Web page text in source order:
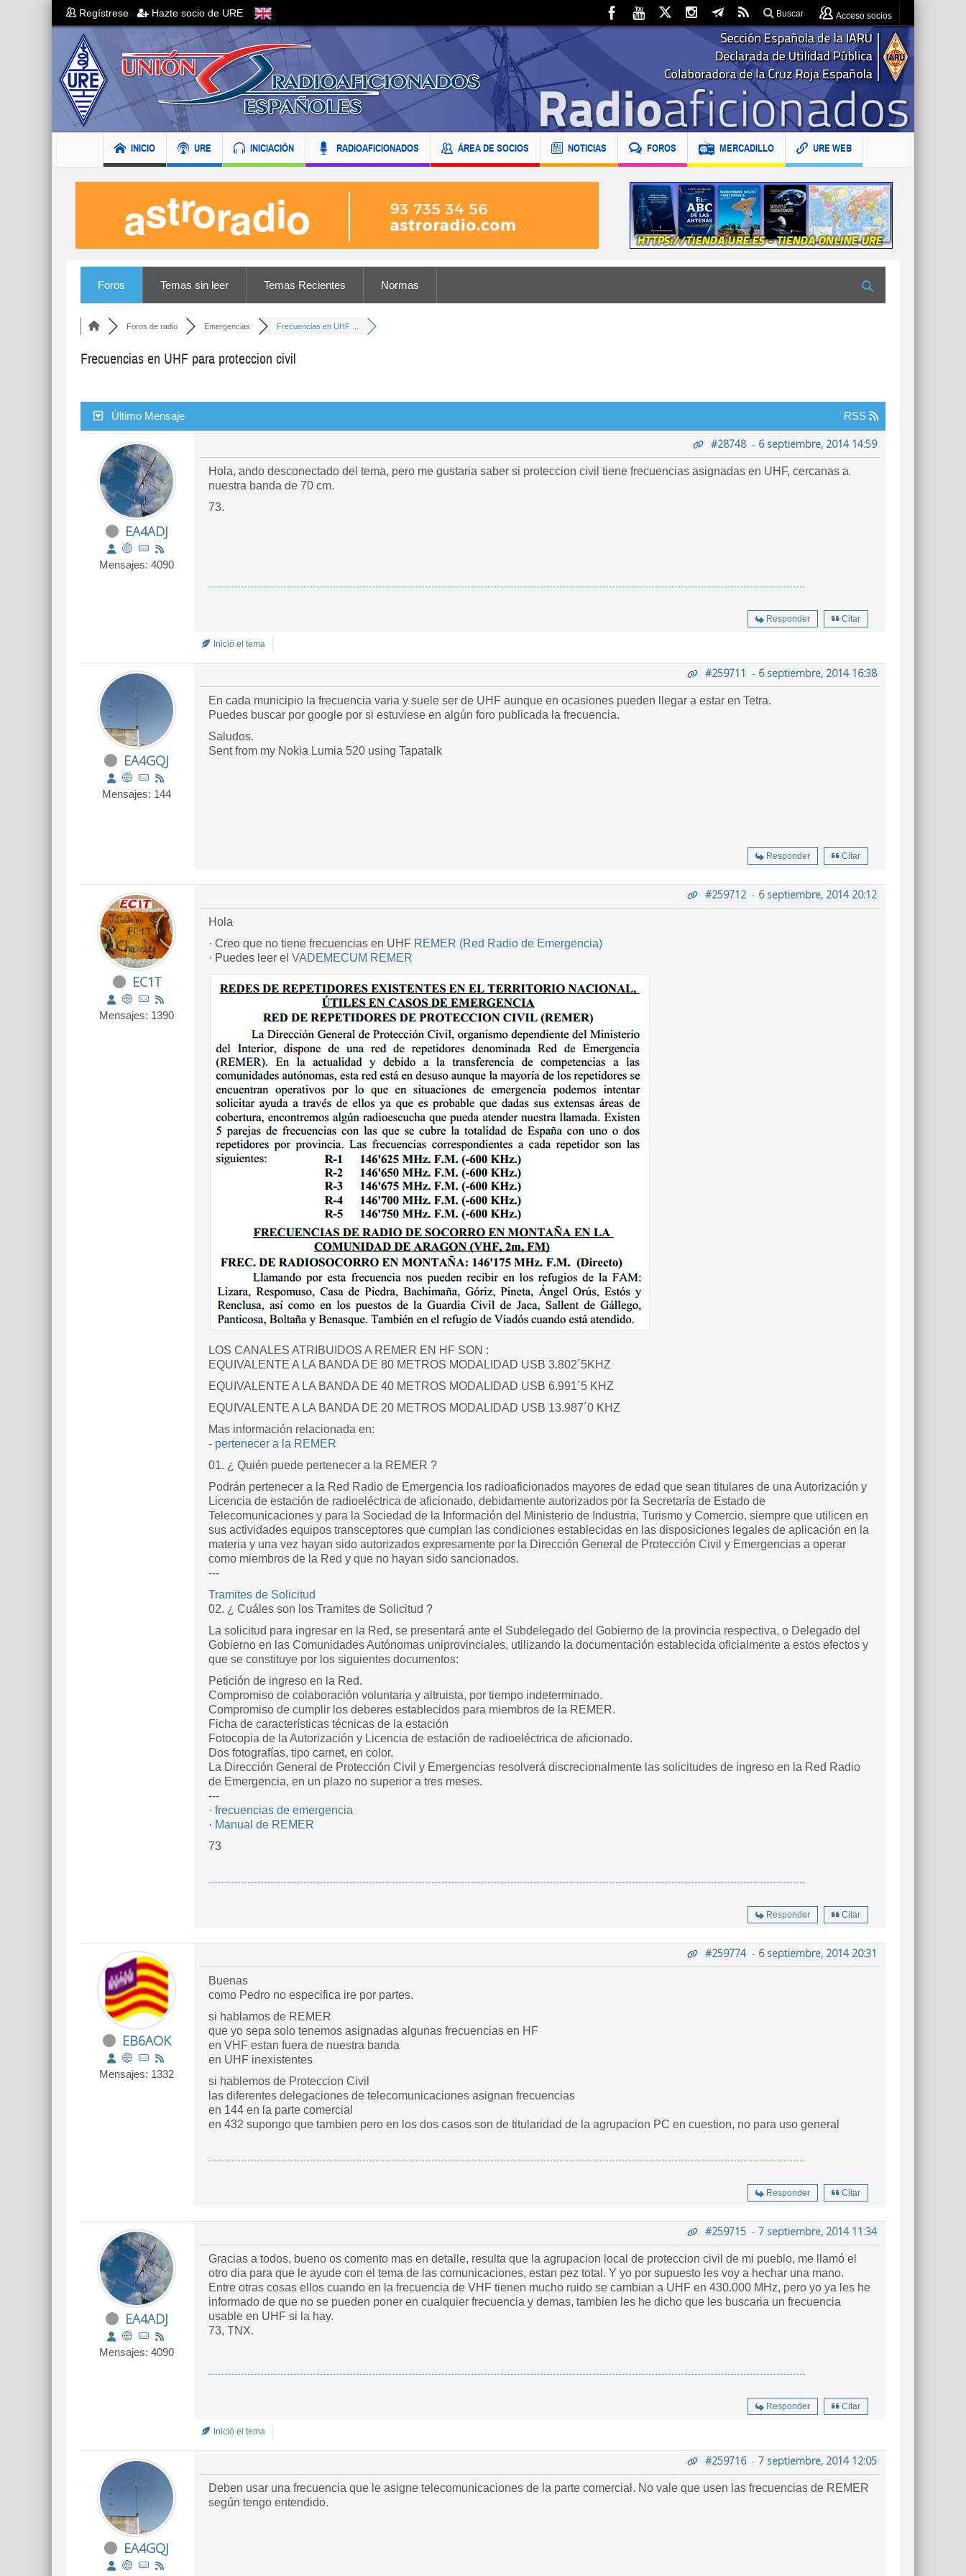
Regístrese Hazte socio de URE Buscar Acceso socios
INICIO URE INICIACIÓN RADIOAFICIONADOS ÁREA DE SOCIOS NOTICIAS FOROS MERCADILLO URE WEB
Foros Temas sin leer Temas Recientes Normas
Foros de radio Emergencias Frecuencias en UHF ...
Frecuencias en UHF para proteccion civil
Último Mensaje RSS
EA4ADJ
Mensajes: 4090
#28748- 6 septiembre, 2014 14:59
Hola, ando desconectado del tema, pero me gustaria saber si proteccion civil tiene frecuencias asignadas en UHF, cercanas a
nuestra banda de 70 cm.
73.
Responder Citar
Inició el tema
EA4GQJ
Mensajes: 144
#259711 - 6 septiembre, 2014 16:38
En cada municipio la frecuencia varia y suele ser de UHF aunque en ocasiones pueden llegar a estar en Tetra.
Puedes buscar por google por si estuviese en algún foro publicada la frecuencia.
Saludos.
Sent from my Nokia Lumia 520 using Tapatalk
Responder Citar
EC1T
Mensajes: 1390
#259712 - 6 septiembre, 2014 20:12
Hola
· Creo que no tiene frecuencias en UHF REMER (Red Radio de Emergencia)
· Puedes leer el VADEMECUM REMER
LOS CANALES ATRIBUIDOS A REMER EN HF SON :
EQUIVALENTE A LA BANDA DE 80 METROS MODALIDAD USB 3.802´5KHZ
EQUIVALENTE A LA BANDA DE 40 METROS MODALIDAD USB 6.991´5 KHZ
EQUIVALENTE A LA BANDA DE 20 METROS MODALIDAD USB 13.987´0 KHZ
Mas información relacionada en:
- pertenecer a la REMER
01. ¿ Quién puede pertenecer a la REMER ?
Podrán pertenecer a la Red Radio de Emergencia los radioaficionados mayores de edad que sean titulares de una Autorización y
Licencia de estación de radioeléctrica de aficionado, debidamente autorizados por la Secretaría de Estado de
Telecomunicaciones y para la Sociedad de la Información del Ministerio de Industria, Turismo y Comercio, siempre que utilicen en
sus actividades equipos transceptores que cumplan las condiciones establecidas en las disposiciones legales de aplicación en la
materia y una vez hayan sido autorizados expresamente por la Dirección General de Protección Civil y Emergencias a operar
como miembros de la Red y que no hayan sido sancionados.
---
Tramites de Solicitud
02. ¿ Cuáles son los Tramites de Solicitud ?
La solicitud para ingresar en la Red, se presentará ante el Subdelegado del Gobierno de la provincia respectiva, o Delegado del
Gobierno en las Comunidades Autónomas uniprovinciales, utilizando la documentación establecida oficialmente a estos efectos y
que se constituye por los siguientes documentos:
Petición de ingreso en la Red.
Compromiso de colaboración voluntaria y altruista, por tiempo indeterminado.
Compromiso de cumplir los deberes establecidos para miembros de la REMER.
Ficha de características técnicas de la estación
Fotocopia de la Autorización y Licencia de estación de radioeléctrica de aficionado.
Dos fotografías, tipo carnet, en color.
La Dirección General de Protección Civil y Emergencias resolverá discrecionalmente las solicitudes de ingreso en la Red Radio
de Emergencia, en un plazo no superior a tres meses.
---
· frecuencias de emergencia
· Manual de REMER
73
Responder Citar
EB6AOK
Mensajes: 1332
#259774- 6 septiembre, 2014 20:31
Buenas
como Pedro no especifica ire por partes.
si hablamos de REMER
que yo sepa solo tenemos asignadas algunas frecuencias en HF
en VHF estan fuera de nuestra banda
en UHF inexistentes
si hablemos de Proteccion Civil
las diferentes delegaciones de telecomunicaciones asignan frecuencias
en 144 en la parte comercial
en 432 supongo que tambien pero en los dos casos son de titularidad de la agrupacion PC en cuestion, no para uso general
Responder Citar
EA4ADJ
Mensajes: 4090
#259715 - 7 septiembre, 2014 11:34
Gracias a todos, bueno os comento mas en detalle, resulta que la agrupacion local de proteccion civil de mi pueblo, me llamó el
otro dia para que le ayude con el tema de las comunicaciones, estan pez total. Y yo por supuesto les voy a hechar una mano.
Entre otras cosas ellos cuando en la frecuencia de VHF tienen mucho ruido se cambian a UHF en 430.000 MHz, pero yo ya les he
informado de que no se pueden poner en cualquier frecuencia y demas, tambien les he dicho que les buscaria un frecuencia
usable en UHF si la hay.
73, TNX.
Responder Citar
Inició el tema
EA4GQJ
#259716- 7 septiembre, 2014 12:05
Deben usar una frecuencia que le asigne telecomunicaciones de la parte comercial. No vale que usen las frecuencias de REMER
según tengo entendido.